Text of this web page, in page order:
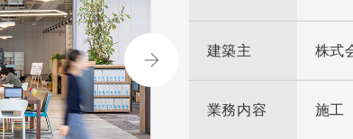
建築主 株式
業務内容 施工